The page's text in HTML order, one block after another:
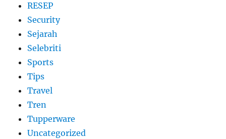
RESEP
Security
Sejarah
Selebriti
Sports
Tips
Travel
Tren
Tupperware
Uncategorized